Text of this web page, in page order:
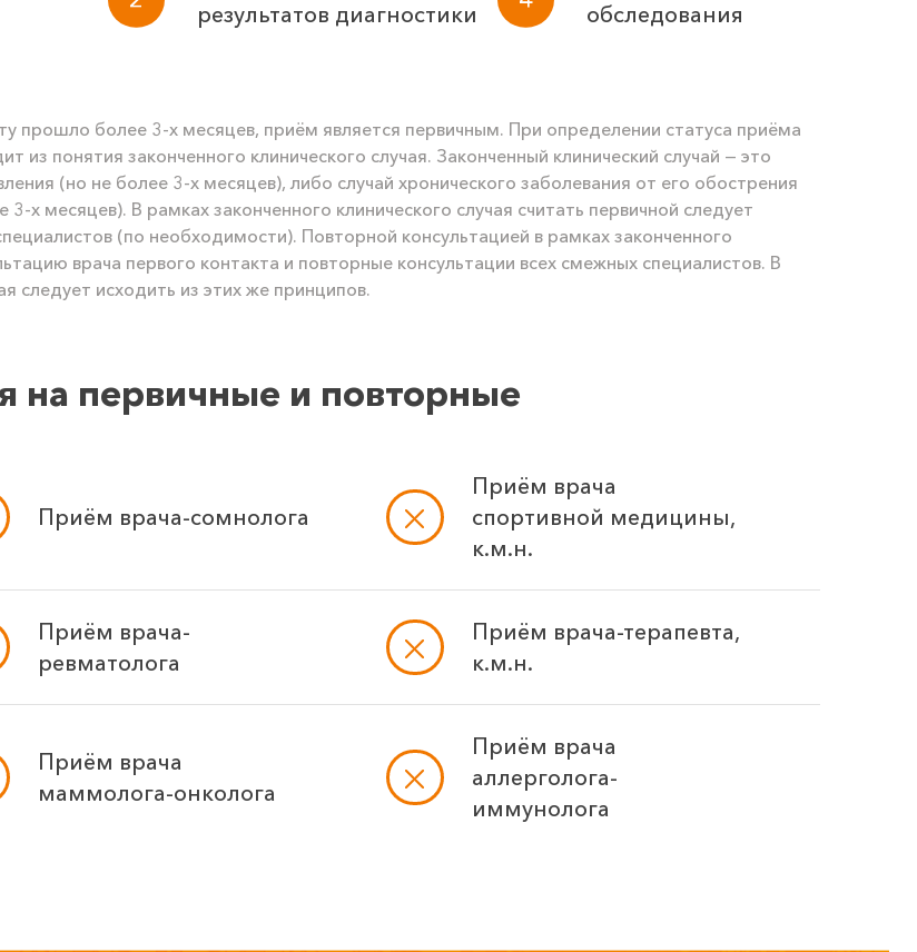
результатов диагностики
обследования
прошло более 3-х месяцев, приём является первичным. При определении статуса приёма
из понятия законченного клинического случая. Законченный клинический случай — это
(но не более 3-х месяцев), либо случай хронического заболевания от его обострения
месяцев). В рамках законченного клинического случая считать первичной следует
(по необходимости). Повторной консультацией в рамках законченного
врача первого контакта и повторные консультации всех смежных специалистов. В
следует исходить из этих же принципов.
на первичные и повторные
Приём врача-сомнолога
Приём врача
спортивной медицины,
к.м.н.
Приём врача-
ревматолога
Приём врача-терапевта,
к.м.н.
Приём врача
маммолога-онколога
Приём врача
аллерголога-
иммунолога